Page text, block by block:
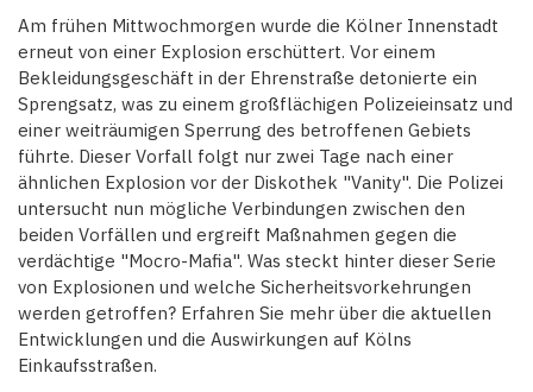
Am frühen Mittwochmorgen wurde die Kölner Innenstadt
erneut von einer Explosion erschüttert. Vor einem
Bekleidungsgeschäft in der Ehrenstraße detonierte ein
Sprengsatz, was zu einem großflächigen Polizeieinsatz und
einer weiträumigen Sperrung des betroffenen Gebiets
führte. Dieser Vorfall folgt nur zwei Tage nach einer
ähnlichen Explosion vor der Diskothek "Vanity". Die Polizei
untersucht nun mögliche Verbindungen zwischen den
beiden Vorfällen und ergreift Maßnahmen gegen die
verdächtige "Mocro-Mafia". Was steckt hinter dieser Serie
von Explosionen und welche Sicherheitsvorkehrungen
werden getroffen? Erfahren Sie mehr über die aktuellen
Entwicklungen und die Auswirkungen auf Kölns
Einkaufsstraßen.